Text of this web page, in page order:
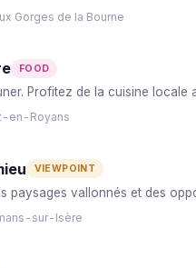
Gorges de la Bourne
FOOD
Profitez de la cuisine locale
en-Royans
VIEWPOINT
paysages vallonnés et des
sur-Isère